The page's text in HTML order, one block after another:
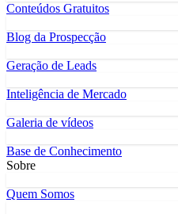
Conteúdos Gratuitos
Blog da Prospecção
Geração de Leads
Inteligência de Mercado
Galeria de vídeos
Base de Conhecimento
Sobre
Quem Somos